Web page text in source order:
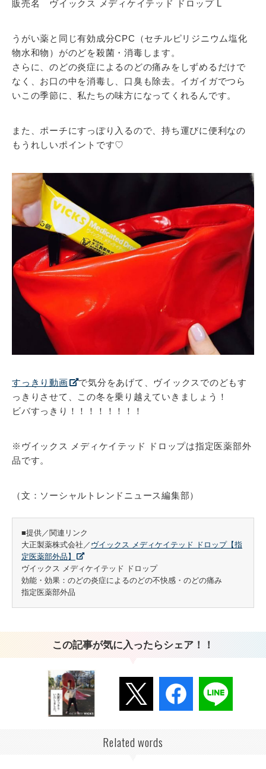
販売名 ヴイックス メディケイテッド ドロップ L
うがい薬と同じ有効成分CPC（セチルピリジニウム塩化
物水和物）がのどを殺菌・消毒します。
さらに、のどの炎症によるのどの痛みをしずめるだけで
なく、お口の中を消毒し、口臭も除去。イガイガでつら
いこの季節に、私たちの味方になってくれるんです。
また、ポーチにすっぽり入るので、持ち運びに便利なの
もうれしいポイントです♡
すっきり動画
で気分をあげて、ヴイックスでのどもす
っきりさせて、この冬を乗り越えていきましょう！
ビバすっきり！！！！！！！！
※ヴイックス メディケイテッド ドロップは指定医薬部外
品です。
（文：ソーシャルトレンドニュース編集部）
■提供／関連リンク
大正製薬株式会社／ ヴイックス メディケイテッド ドロップ【指
定医薬部外品】
ヴイックス メディケイテッド ドロップ
効能・効果：のどの炎症によるのどの不快感・のどの痛み
指定医薬部外品
この記事が気に入ったらシェア！！
Related words